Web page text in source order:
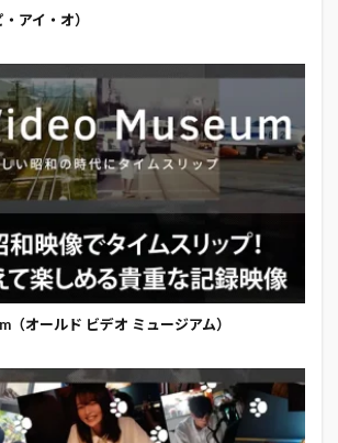
アイ・オ）
オールド ビデオ ミュージアム）